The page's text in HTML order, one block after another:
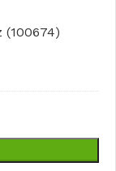
(100674)